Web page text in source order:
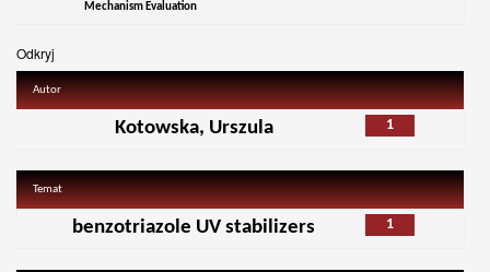
Mechanism Evaluation
Odkryj
Autor
1
Kotowska, Urszula
Temat
1
benzotriazole UV stabilizers